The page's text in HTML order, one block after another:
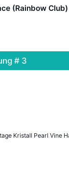
(Rainbow
# 3